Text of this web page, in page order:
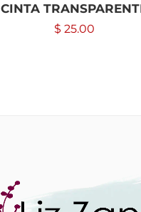
CINTA
$ 25.00